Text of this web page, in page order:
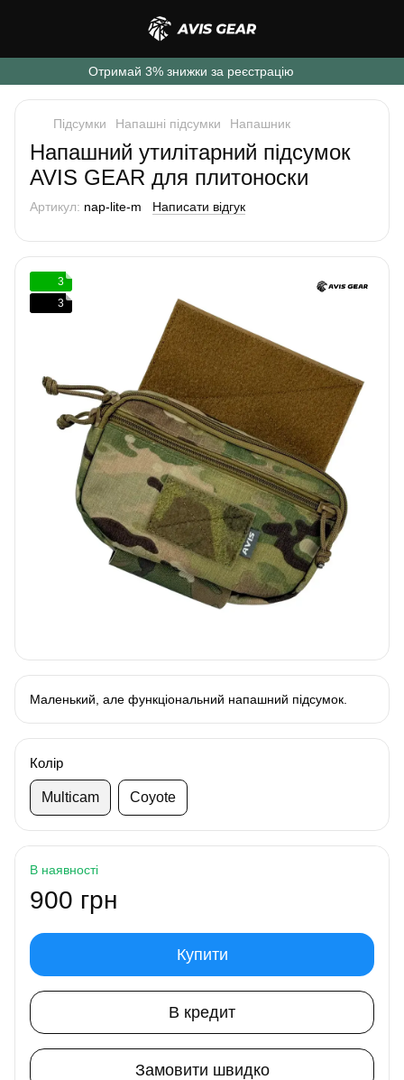
Отримай 3% знижки за реєстрацію
Підсумки Напашні підсумки Напашник
Напашний утилітарний підсумок
AVIS GEAR для плитоноски
Артикул: nap-lite-m Написати відгук
3
3
Маленький, але функціональний напашний підсумок.
Колір
Multicam Coyote
В наявності
900 грн
Купити
В кредит
Замовити швидко